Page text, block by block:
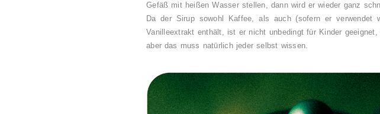
Gefäß mit heißen Wasser stellen, dann wird er wieder ganz
Da der Sirup sowohl Kaffee, als auch (sofern er verwendet
Vanilleextrakt enthält, ist er nicht unbedingt für Kinder
aber das muss natürlich jeder selbst wissen.